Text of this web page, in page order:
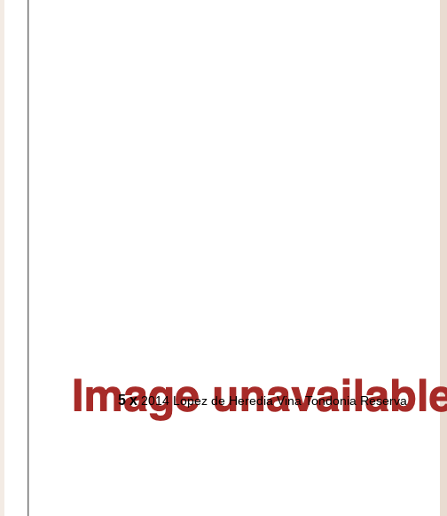
5 x2014 Lopez de Heredia Vina Tondonia Reserva